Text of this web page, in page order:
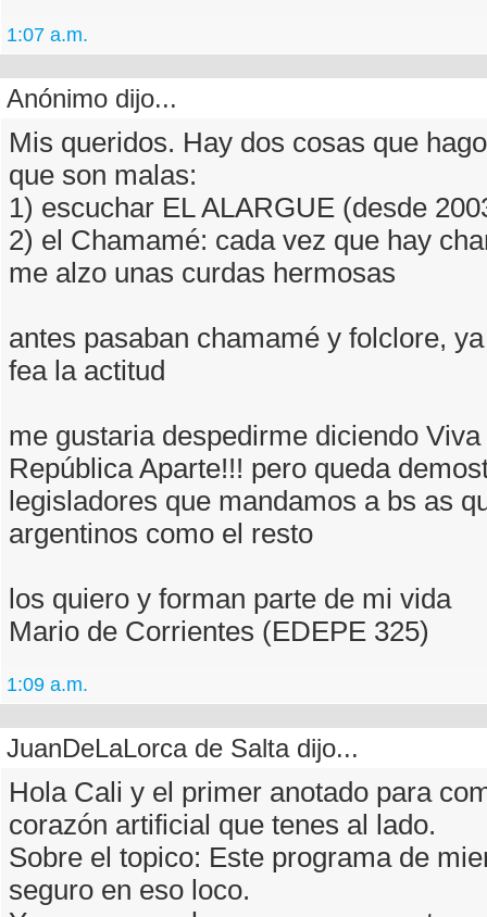
1:07 a.m.
Anónimo dijo...
Mis queridos. Hay dos cosas que
que son malas:
1) escuchar EL ALARGUE (desde
2) el Chamamé: cada vez que hay
me alzo unas curdas hermosas
antes pasaban chamamé y folclore,
fea la actitud
me gustaria despedirme diciendo
República Aparte!!! pero queda
legisladores que mandamos a bs as
argentinos como el resto
los quiero y forman parte de mi vida
Mario de Corrientes (EDEPE 325)
1:09 a.m.
JuanDeLaLorca de Salta dijo...
Hola Cali y el primer anotado para
corazón artificial que tenes al lado.
Sobre el topico: Este programa de
seguro en eso loco.